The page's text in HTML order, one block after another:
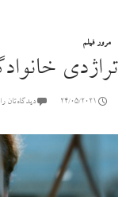
مرور فیلم
تراژدی
24/05/2021 دیدگاه‌تان